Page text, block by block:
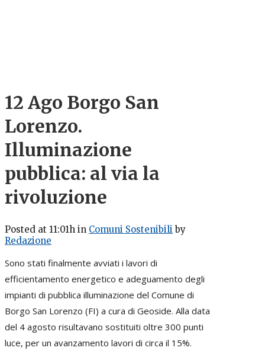
12 Ago Borgo San
Lorenzo.
Illuminazione
pubblica: al via la
rivoluzione
Posted at 11:01h in Comuni Sostenibili by
Redazione
Sono stati finalmente avviati i lavori di
efficientamento energetico e adeguamento degli
impianti di pubblica illuminazione del Comune di
Borgo San Lorenzo (FI) a cura di Geoside. Alla data
del 4 agosto risultavano sostituiti oltre 300 punti
luce, per un avanzamento lavori di circa il 15%.